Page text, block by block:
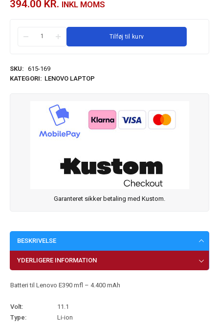
394.00 KR. INKL MOMS
Tilføj til kurv
SKU: 615-169
KATEGORI: LENOVO LAPTOP
Garanteret sikker betaling med Kustom.
BESKRIVELSE
YDERLIGERE INFORMATION
Batteri til Lenovo E390 mfl – 4.400 mAh
Volt:
11.1
Type:
Li-ion